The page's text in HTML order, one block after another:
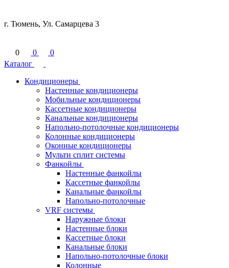
г. Тюмень, Ул. Самарцева 3
0 0
0
Каталог
Кондиционеры
Настенные кондиционеры
Мобильные кондиционеры
Кассетные кондиционеры
Канальные кондиционеры
Напольно-потолочные кондиционеры
Колонные кондиционеры
Оконные кондиционеры
Мульти сплит системы
Фанкойлы
Настенные фанкойлы
Кассетные фанкойлы
Канальные фанкойлы
Напольно-потолочные
VRF системы
Наружные блоки
Настенные блоки
Кассетные блоки
Канальные блоки
Напольно-потолочные блоки
Колонные